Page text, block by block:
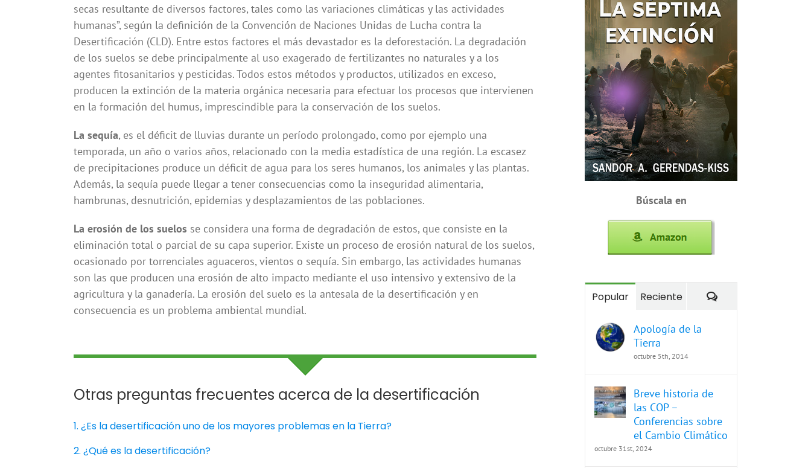
secas resultante de diversos factores, tales como las variaciones climáticas y las actividades
humanas”, según la definición de la Convención de Naciones Unidas de Lucha contra la
Desertificación (CLD). Entre estos factores el más devastador es la deforestación. La degradación
de los suelos se debe principalmente al uso exagerado de fertilizantes no naturales y a los
agentes fitosanitarios y pesticidas. Todos estos métodos y productos, utilizados en exceso,
producen la extinción de la materia orgánica necesaria para efectuar los procesos que intervienen
en la formación del humus, imprescindible para la conservación de los suelos.
La sequía, es el déficit de lluvias durante un período prolongado, como por ejemplo una
temporada, un año o varios años, relacionado con la media estadística de una región. La escasez
de precipitaciones produce un déficit de agua para los seres humanos, los animales y las plantas.
Además, la sequía puede llegar a tener consecuencias como la inseguridad alimentaria,
hambrunas, desnutrición, epidemias y desplazamientos de las poblaciones.
La erosión de los suelos se considera una forma de degradación de estos, que consiste en la
eliminación total o parcial de su capa superior. Existe un proceso de erosión natural de los suelos,
ocasionado por torrenciales aguaceros, vientos o sequía. Sin embargo, las actividades humanas
son las que producen una erosión de alto impacto mediante el uso intensivo y extensivo de la
agricultura y la ganadería. La erosión del suelo es la antesala de la desertificación y en
consecuencia es un problema ambiental mundial.
Otras preguntas frecuentes acerca de la desertificación
1. ¿Es la desertificación uno de los mayores problemas en la Tierra?
2. ¿Qué es la desertificación?
Búscala en
Popular Reciente Comentarios
Apología de la
Tierra
octubre 5th, 2014
Breve historia de
las COP –
Conferencias sobre
el Cambio Climático
octubre 31st, 2024